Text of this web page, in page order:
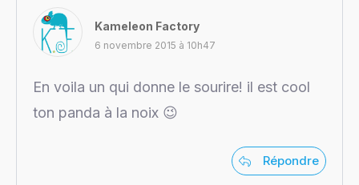
Kameleon Factory
6 novembre 2015 à 10h47
En voila un qui donne le sourire! il est cool
ton panda à la noix 😉
Répondre